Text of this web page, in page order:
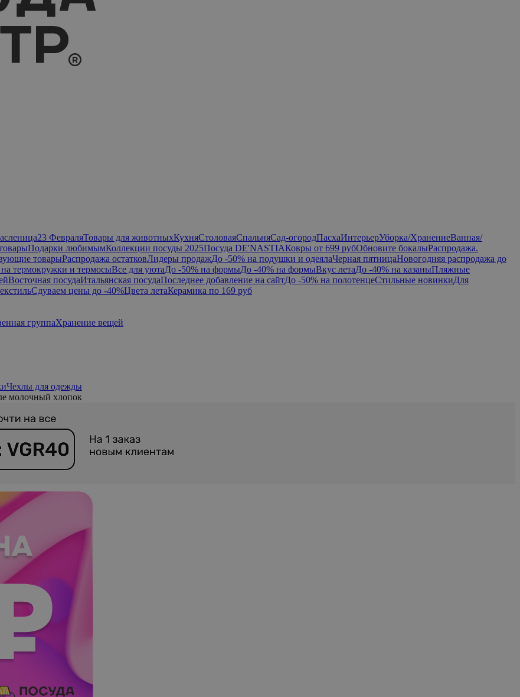
23 ФевраляТовары для животныхКухняСтоловаяСпальняСад-огородПасхаИнтерьерУборка/ХранениеВанная/
Подарки любимымКоллекции посуды 2025Посуда DE'NASTIAКовры от 699 рубОбновите бокалыРаспродажа.
товарыРаспродажа остатковЛидеры продажДо -50% на подушки и одеялаЧерная пятницаНовогодняя распродажа до
термокружки и термосыВсе для уютаДо -50% на формыДо -40% на формыВкус летаДо -40% на казаныПляжные
Восточная посудаИтальянская посудаПоследнее добавление на сайтДо -50% на полотенцеСтильные новинкиДля
Сдуваем цены до -40%Цвета летаКерамика по 169 руб
группаХранение вещей
Чехлы для одежды
молочный хлопок